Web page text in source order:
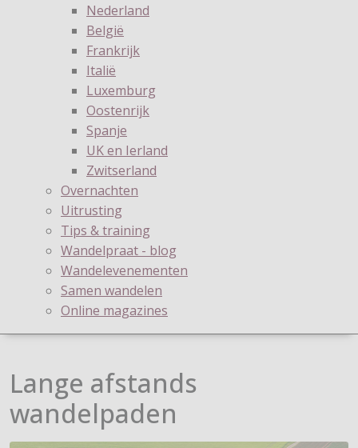
Nederland
België
Frankrijk
Italië
Luxemburg
Oostenrijk
Spanje
UK en Ierland
Zwitserland
Overnachten
Uitrusting
Tips & training
Wandelpraat - blog
Wandelevenementen
Samen wandelen
Online magazines
Lange afstands
wandelpaden